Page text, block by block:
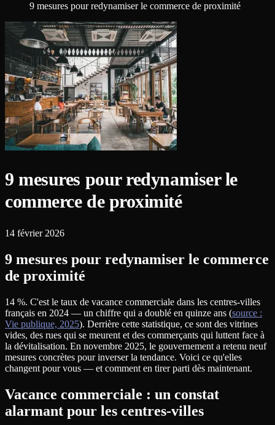
9 mesures pour redynamiser le commerce de proximité
9 mesures pour redynamiser le
commerce de proximité
14 février 2026
9 mesures pour redynamiser le commerce
de proximité
14 %. C'est le taux de vacance commerciale dans les centres-villes
français en 2024 — un chiffre qui a doublé en quinze ans (source :
Vie publique, 2025). Derrière cette statistique, ce sont des vitrines
vides, des rues qui se meurent et des commerçants qui luttent face à
la dévitalisation. En novembre 2025, le gouvernement a retenu neuf
mesures concrètes pour inverser la tendance. Voici ce qu'elles
changent pour vous — et comment en tirer parti dès maintenant.
Vacance commerciale : un constat
alarmant pour les centres-villes